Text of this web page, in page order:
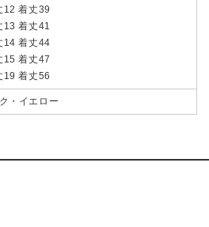
12 着丈39
13 着丈41
14 着丈44
15 着丈47
19 着丈56
・イエロー